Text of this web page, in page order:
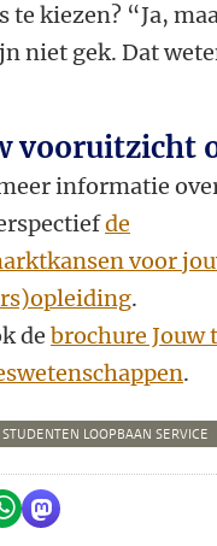
te kiezen? “Ja,
niet gek. Dat
vooruitzicht
informatie
de
voor
.
de brochure Jouw
.
STUDENTEN LOOPBAAN SERVICE
Bluesky
op LinkedIn
Delen via WhatsApp
Delen via